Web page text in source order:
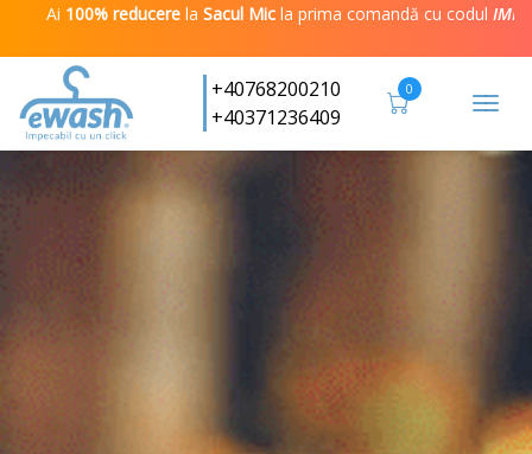
laSacul Micla prima comandă cu codulIMPECABIL! Valabil
+40768200210
+40371236409
0